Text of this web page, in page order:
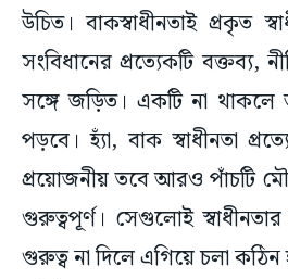
উচিত। বাকস্বাধীনতাই প্রকৃত
সংবিধানের প্রত্যেকটি বক্তব্য,
সঙ্গে জড়িত। একটি না থাকলে
পড়বে। হ্যাঁ, বাক স্বাধীনতা
প্রয়োজনীয় তবে আরও পাঁচটি
গুরুত্বপূর্ণ। সেগুলোই
গুরুত্ব না দিলে এগিয়ে চলা